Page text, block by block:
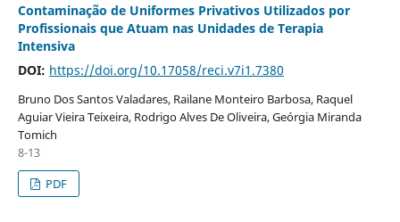
Contaminação de Uniformes Privativos Utilizados por
Profissionais que Atuam nas Unidades de Terapia
Intensiva
DOI: https://doi.org/10.17058/reci.v7i1.7380
Bruno Dos Santos Valadares, Railane Monteiro Barbosa, Raquel
Aguiar Vieira Teixeira, Rodrigo Alves De Oliveira, Geórgia Miranda
Tomich
8-13
PDF